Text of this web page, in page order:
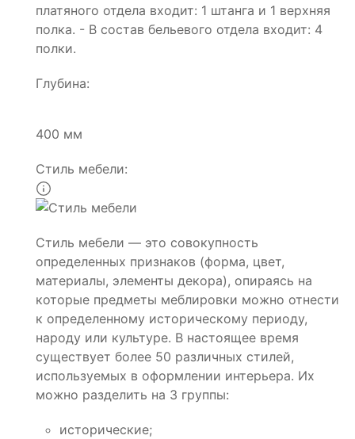
платяного отдела входит: 1 штанга и 1 верхняя
полка. - В состав бельевого отдела входит: 4
полки.
Глубина:
400 мм
Стиль мебели:
Стиль мебели — это совокупность
определенных признаков (форма, цвет,
материалы, элементы декора), опираясь на
которые предметы меблировки можно отнести
к определенному историческому периоду,
народу или культуре. В настоящее время
существует более 50 различных стилей,
используемых в оформлении интерьера. Их
можно разделить на 3 группы:
исторические;